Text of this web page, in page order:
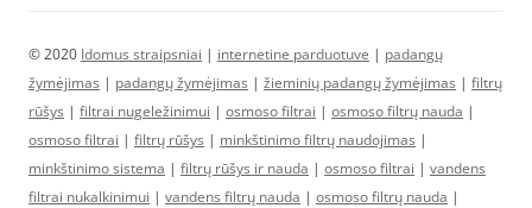
© 2020 Idomus straipsniai | internetine parduotuve | padangų
žymėjimas | padangų žymėjimas | žieminių padangų žymėjimas | filtrų
rūšys | filtrai nugeležinimui | osmoso filtrai | osmoso filtrų nauda |
osmoso filtrai | filtrų rūšys | minkštinimo filtrų naudojimas |
minkštinimo sistema | filtrų rūšys ir nauda | osmoso filtrai | vandens
filtrai nukalkinimui | vandens filtrų nauda | osmoso filtrų nauda |